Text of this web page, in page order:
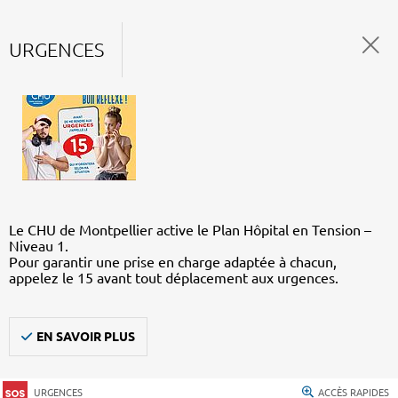
URGENCES
Le CHU de Montpellier active le Plan Hôpital en Tension –
Niveau 1.
Pour garantir une prise en charge adaptée à chacun,
appelez le 15 avant tout déplacement aux urgences.
EN SAVOIR PLUS
URGENCES ACCÈS RAPIDES